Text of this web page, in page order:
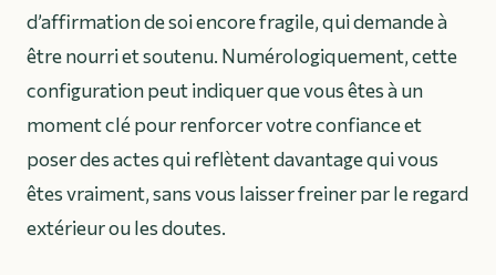
d’affirmation de soi encore fragile, qui demande à
être nourri et soutenu. Numérologiquement, cette
configuration peut indiquer que vous êtes à un
moment clé pour renforcer votre confiance et
poser des actes qui reflètent davantage qui vous
êtes vraiment, sans vous laisser freiner par le regard
extérieur ou les doutes.